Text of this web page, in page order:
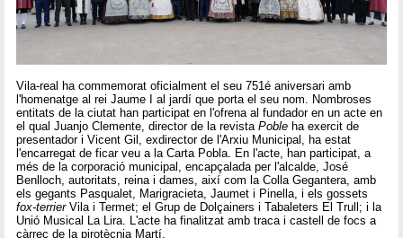
Vila-real ha commemorat oficialment el seu 751é aniversari amb
l'homenatge al rei Jaume I al jardí que porta el seu nom. Nombroses
entitats de la ciutat han participat en l'ofrena al fundador en un acte en
el qual Juanjo Clemente, director de la revistaPoble ha exercit de
presentador i Vicent Gil, exdirector de l'Arxiu Municipal, ha estat
l'encarregat de ficar veu a la Carta Pobla. En l'acte, han participat, a
més de la corporació municipal, encapçalada per l'alcalde, José
Benlloch, autoritats, reina i dames, així com la Colla Gegantera, amb
els gegants Pasqualet, Marigracieta, Jaumet i Pinella, i els gossets
fox-terrierVila i Termet; el Grup de Dolçainers i Tabaleters El Trull; i la
Unió Musical La Lira. L'acte ha finalitzat amb traca i castell de focs a
càrrec de la pirotècnia Martí.